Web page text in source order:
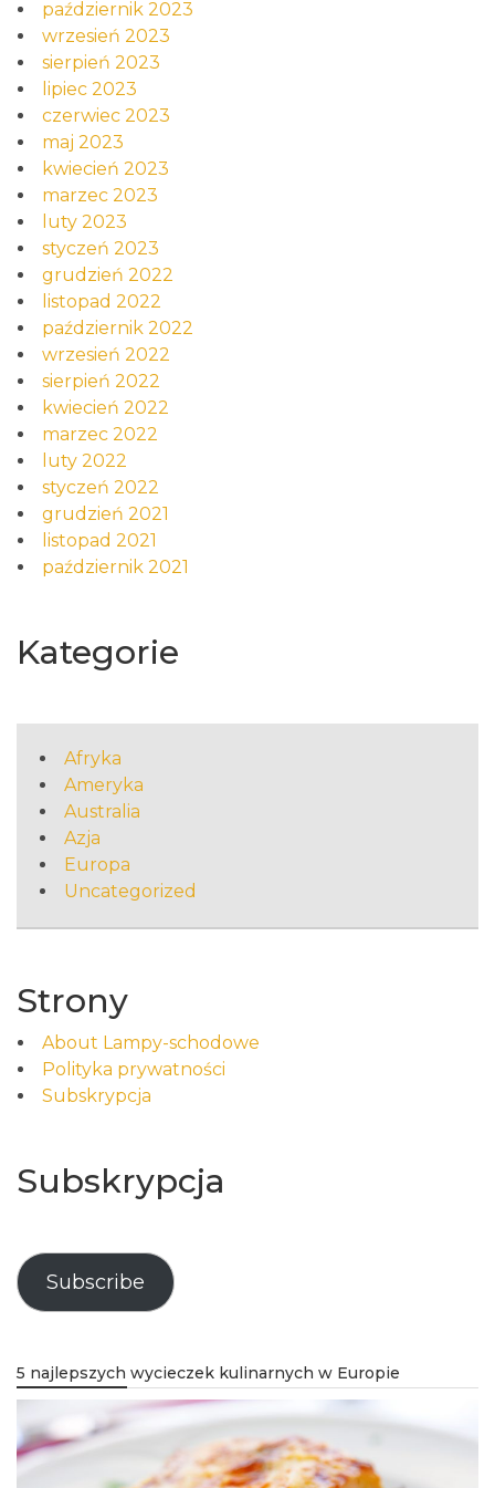
październik 2023
wrzesień 2023
sierpień 2023
lipiec 2023
czerwiec 2023
maj 2023
kwiecień 2023
marzec 2023
luty 2023
styczeń 2023
grudzień 2022
listopad 2022
październik 2022
wrzesień 2022
sierpień 2022
kwiecień 2022
marzec 2022
luty 2022
styczeń 2022
grudzień 2021
listopad 2021
październik 2021
Kategorie
Afryka
Ameryka
Australia
Azja
Europa
Uncategorized
Strony
About Lampy-schodowe
Polityka prywatności
Subskrypcja
Subskrypcja
Subscribe
5 najlepszych wycieczek kulinarnych w Europie